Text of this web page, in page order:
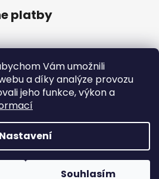
Vám umožnili
a díky analýze provozu
jeho funkce, výkon a
Nastavení
Souhlasím
platby
. Všechna práva vyhrazena.
nastavení cookies